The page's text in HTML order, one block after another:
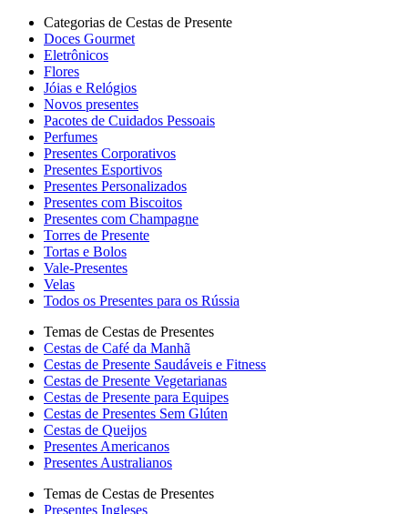
Categorias de Cestas de Presente
Doces Gourmet
Eletrônicos
Flores
Jóias e Relógios
Novos presentes
Pacotes de Cuidados Pessoais
Perfumes
Presentes Corporativos
Presentes Esportivos
Presentes Personalizados
Presentes com Biscoitos
Presentes com Champagne
Torres de Presente
Tortas e Bolos
Vale-Presentes
Velas
Todos os Presentes para os Rússia
Temas de Cestas de Presentes
Cestas de Café da Manhã
Cestas de Presente Saudáveis e Fitness
Cestas de Presente Vegetarianas
Cestas de Presente para Equipes
Cestas de Presentes Sem Glúten
Cestas de Queijos
Presentes Americanos
Presentes Australianos
Temas de Cestas de Presentes
Presentes Ingleses